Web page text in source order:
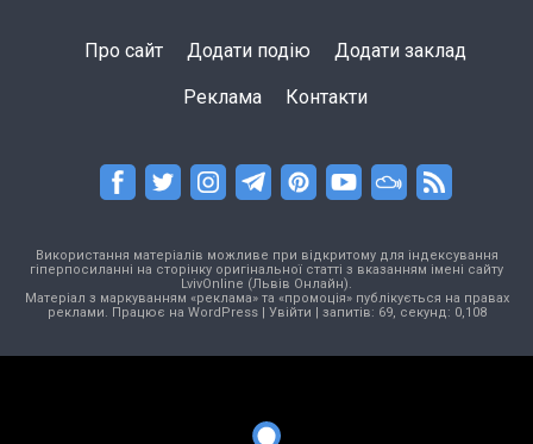
Про сайт Додати подію Додати заклад
Реклама Контакти
Використання матеріалів можливе при відкритому для індексування
гіперпосиланні на сторінку оригінальної статті з вказанням імені сайту
LvivOnline (Львів Онлайн).
Матеріал з маркуванням «реклама» та «промоція» публікується на правах
реклами. Працює на WordPress| Увійти | запитів: 69, секунд: 0,108